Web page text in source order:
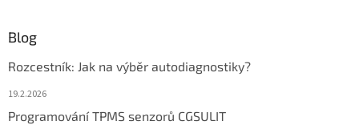
Blog
Rozcestník: Jak na výběr autodiagnostiky?
19.2.2026
Programování TPMS senzorů CGSULIT